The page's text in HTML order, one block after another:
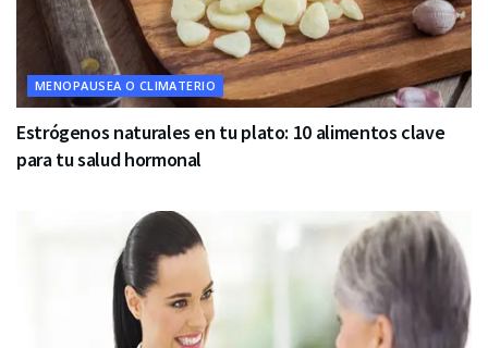
MENOPAUSEA O CLIMATERIO
Estrógenos naturales en tu plato: 10 alimentos clave
para tu salud hormonal